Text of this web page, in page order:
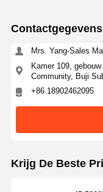
Contactgegevens
Mrs. Yang-Sales
Kamer 109,
Community, Buji
+86 18902462095
Krijg De Beste